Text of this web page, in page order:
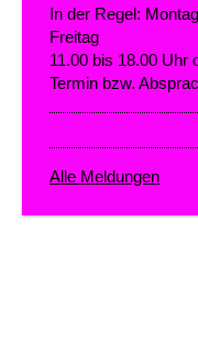
In der Regel:
Freitag
11.00 bis 18.00 Uhr
Termin bzw.
Alle Meldungen